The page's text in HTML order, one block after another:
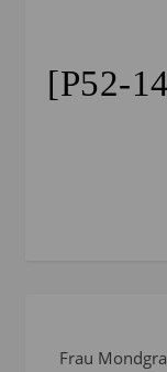
[P52-
Frau